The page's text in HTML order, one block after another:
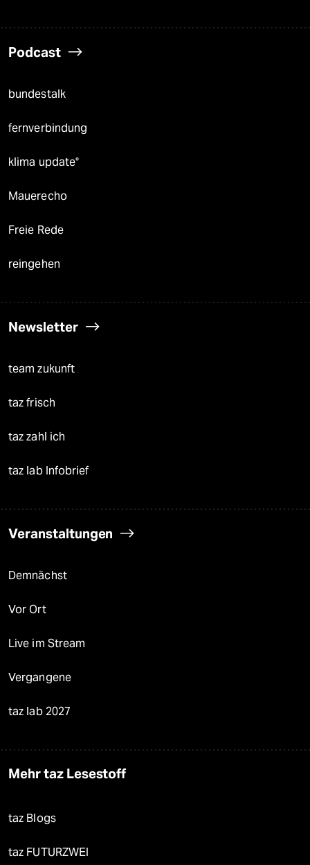
Podcast
bundestalk
fernverbindung
klima update°
Mauerecho
Freie Rede
reingehen
Newsletter
team zukunft
taz frisch
taz zahl ich
taz lab Infobrief
Veranstaltungen
Demnächst
Vor Ort
Live im Stream
Vergangene
taz lab 2027
Mehr taz Lesestoff
taz Blogs
taz FUTURZWEI